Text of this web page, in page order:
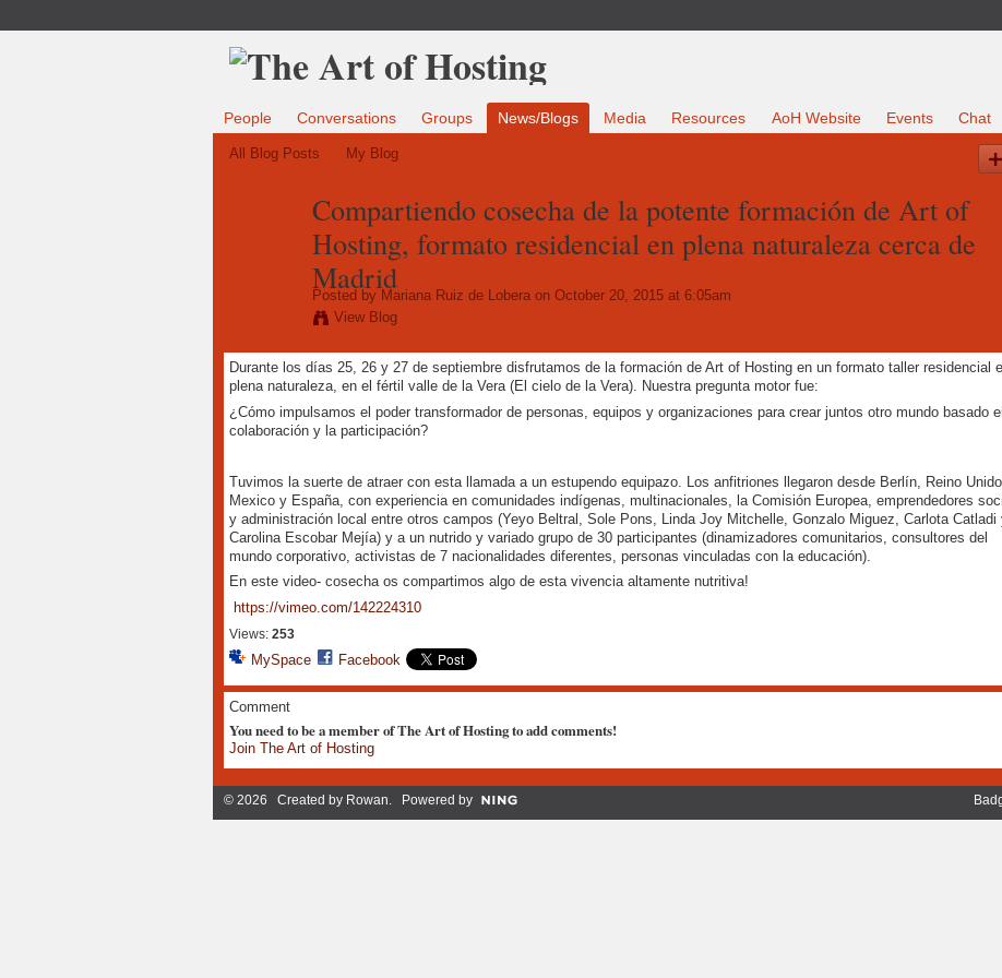
People Conversations Groups News/Blogs Media Resources AoH Website Events Chat
All Blog Posts My Blog
Compartiendo cosecha de la potente formación de Art of
Hosting, formato residencial en plena naturaleza cerca de
Madrid
Posted by Mariana Ruiz de Loberaon October 20, 2015 at 6:05am
View Blog
Durante los días 25, 26 y 27 de septiembre disfrutamos de la formación de Art of Hosting en un formato taller residencial
plena naturaleza, en el fértil valle de la Vera (El cielo de la Vera). Nuestra pregunta motor fue:
¿Cómo impulsamos el poder transformador de personas, equipos y organizaciones para crear juntos otro mundo basado
colaboración y la participación?
Tuvimos la suerte de atraer con esta llamada a un estupendo equipazo. Los anfitriones llegaron desde Berlín, Reino Unido,
Mexico y España, con experiencia en comunidades indígenas, multinacionales, la Comisión Europea, emprendedores
y administración local entre otros campos (Yeyo Beltral, Sole Pons, Linda Joy Mitchelle, Gonzalo Miguez, Carlota Catladi
Carolina Escobar Mejía) y a un nutrido y variado grupo de 30 participantes (dinamizadores comunitarios, consultores del
mundo corporativo, activistas de 7 nacionalidades diferentes, personas vinculadas con la educación).
En este video- cosecha os compartimos algo de esta vivencia altamente nutritiva!
https://vimeo.com/142224310
Views: 253
MySpace Facebook
Comment
You need to be a member of The Art of Hosting to add comments!
Join The Art of Hosting
© 2026 Created by Rowan. Powered by